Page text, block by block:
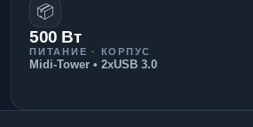
📦
500 Вт
ПИТАНИЕ · КОРПУС
Midi-Tower • 2xUSB 3.0